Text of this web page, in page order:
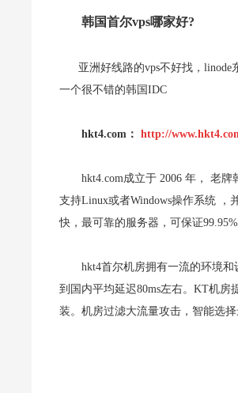
韩国首尔vps哪家好?
亚洲好线路的vps不好找，linode
一个很不错的韩国IDC
hkt4.com： http://
hkt4.com成立于 2006 年， 老
支持Linux或者Windows操作系统 ，
快，最可靠的服务器，可保证
hkt4首尔机房拥有一流的环境
到国内平均延迟80ms左右。KT机房
装。机房过滤大流量攻击，智能选